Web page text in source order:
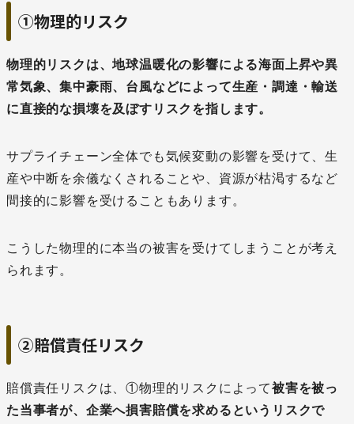
①物理的リスク
物理的リスクは、地球温暖化の影響による海面上昇や異
常気象、集中豪雨、台風などによって生産・調達・輸送
に直接的な損壊を及ぼすリスクを指します。
サプライチェーン全体でも気候変動の影響を受けて、生
産や中断を余儀なくされることや、資源が枯渇するなど
間接的に影響を受けることもあります。
こうした物理的に本当の被害を受けてしまうことが考え
られます。
②賠償責任リスク
賠償責任リスクは、①物理的リスクによって被害を被っ
た当事者が、企業へ損害賠償を求めるというリスクで